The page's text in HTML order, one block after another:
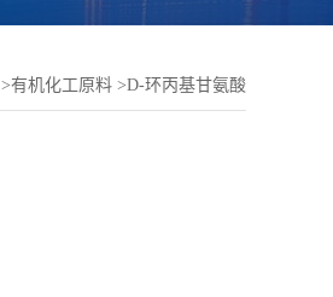
>有机化工原料 >D-环丙基甘氨酸